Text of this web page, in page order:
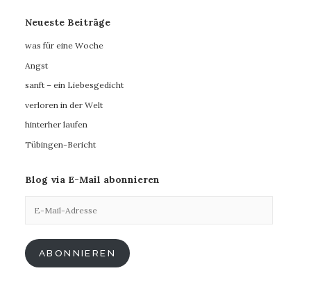
Neueste Beiträge
was für eine Woche
Angst
sanft – ein Liebesgedicht
verloren in der Welt
hinterher laufen
Tübingen-Bericht
Blog via E-Mail abonnieren
Mail-
ABONNIEREN